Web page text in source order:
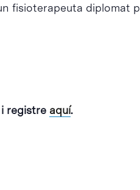
fisioterapeuta diplomat
registre aquí.